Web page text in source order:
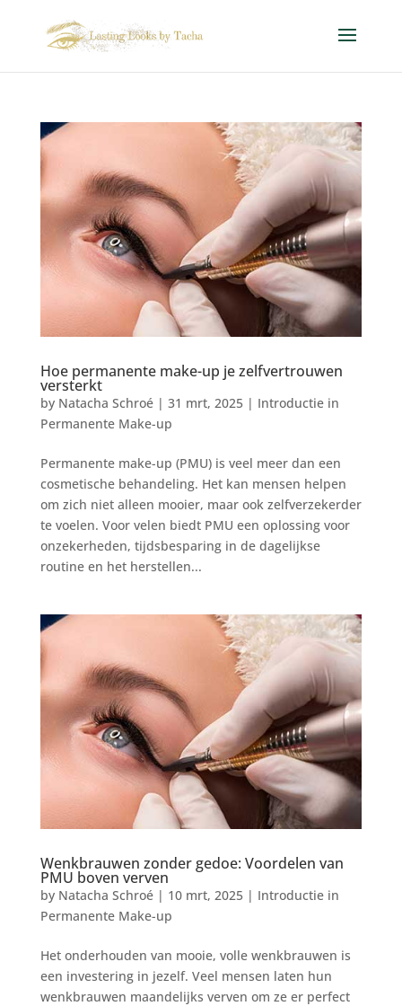
Hoe permanente make-up je zelfvertrouwen
versterkt
by Natacha Schroé| 31 mrt, 2025| Introductie in
Permanente Make-up
Permanente make-up (PMU) is veel meer dan een
cosmetische behandeling. Het kan mensen helpen
om zich niet alleen mooier, maar ook zelfverzekerder
te voelen. Voor velen biedt PMU een oplossing voor
onzekerheden, tijdsbesparing in de dagelijkse
routine en het herstellen...
Wenkbrauwen zonder gedoe: Voordelen van
PMU boven verven
by Natacha Schroé| 10 mrt, 2025| Introductie in
Permanente Make-up
Het onderhouden van mooie, volle wenkbrauwen is
een investering in jezelf. Veel mensen laten hun
wenkbrauwen maandelijks verven om ze er perfect